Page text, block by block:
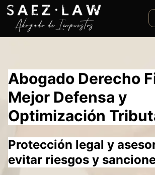
Abogado Derecho
Mejor Defensa y
Optimización
Protección legal y
evitar riesgos y